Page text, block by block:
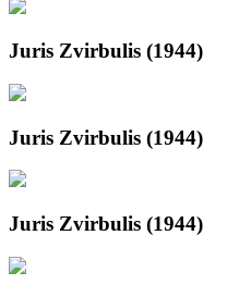
Juris Zvirbulis (1944)
Juris Zvirbulis (1944)
Juris Zvirbulis (1944)